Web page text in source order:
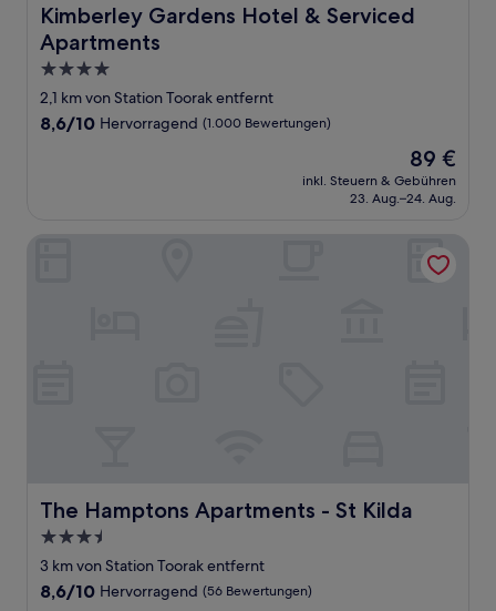
Kimberley Gardens Hotel & Serviced
Apartments
Kimberley Gardens Hotel & Serviced Apartments
4.0-
Sterne-
Unterkunft
2,1 km von Station Toorak entfernt
8.6
8,6/10 Hervorragend (1.000 Bewertungen)
Der
Preis
beträgt
89 €
inkl. Steuern & Gebühren
23. Aug.–24. Aug.
The Hamptons Apartments - St Kilda
The Hamptons Apartments - St Kilda
3.5-
Sterne-
Unterkunft
3 km von Station Toorak entfernt
8.6
8,6/10 Hervorragend (56 Bewertungen)